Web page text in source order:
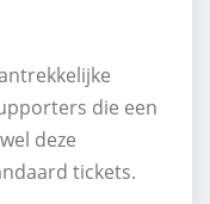
die een
deze
tickets.